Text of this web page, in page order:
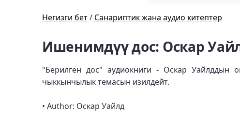
Негизги бет/ Санариптик жана аудио китептер
Ишенимдүү дос: Оскар
"Берилген дос" аудиокниги - Оскар Уайлддын
чыккынчылык темасын изилдейт.
• Author: Оскар Уайлд